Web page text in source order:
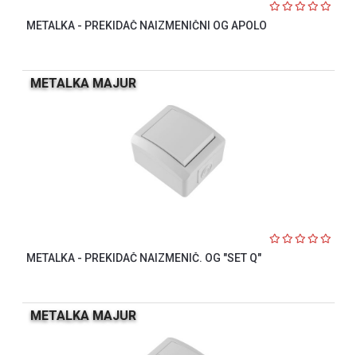
METALKA - PREKIDAČ NAIZMENIČNI OG APOLO
METALKA MAJUR
METALKA - PREKIDAČ NAIZMENIČ. OG "SET Q"
METALKA MAJUR